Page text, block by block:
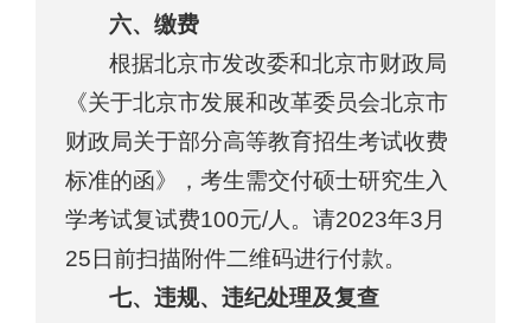
六、缴费
根据北京市发改委和北京市财政局
《关于北京市发展和改革委员会北京市
财政局关于部分高等教育招生考试收费
标准的函》，考生需交付硕士研究生入
学考试复试费100元/人。请2023年3月
25日前扫描附件二维码进行付款。
七、违规、违纪处理及复查